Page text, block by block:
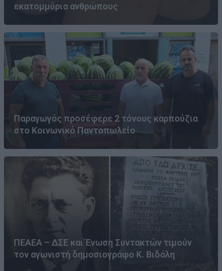
εκατομμύρια ανθρώπους
Παραγωγός προσέφερε 2 τόνους καρπούζια
στο Κοινωνικό Παντοπωλείο
ΠΕΑΕΑ – ΔΣΕ και Ένωση Συντακτών τιμούν
τον αγωνιστή δημοσιογράφο Κ. Βιδάλη